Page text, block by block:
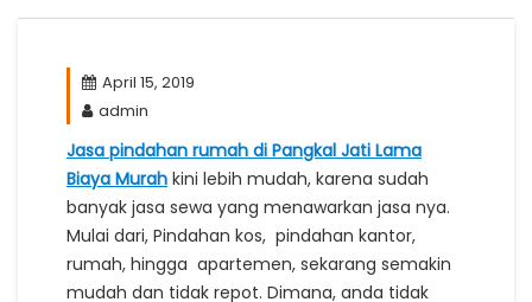
April 15, 2019
admin
Jasa pindahan rumah di Pangkal Jati Lama
Biaya Murah kini lebih mudah, karena sudah
banyak jasa sewa yang menawarkan jasa nya.
Mulai dari, Pindahan kos, pindahan kantor,
rumah, hingga apartemen, sekarang semakin
mudah dan tidak repot. Dimana, anda tidak